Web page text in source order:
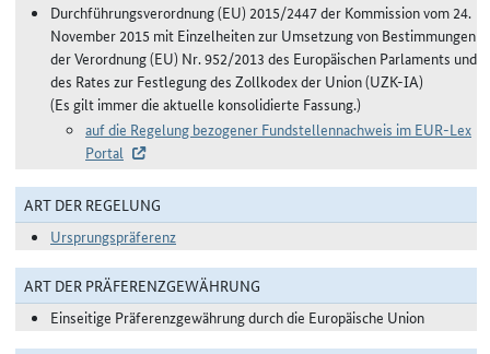
Durchführungsverordnung (EU) 2015/2447 der Kommission vom 24.
November 2015 mit Einzelheiten zur Umsetzung von Bestimmungen
der Verordnung (EU) Nr. 952/2013 des Europäischen Parlaments und
des Rates zur Festlegung des Zollkodex der Union (UZK-IA)
(Es gilt immer die aktuelle konsolidierte Fassung.)
auf die Regelung bezogener Fundstellennachweis im EUR-Lex
Portal
ART DER REGELUNG
Ursprungspräferenz
ART DER PRÄFERENZGEWÄHRUNG
Einseitige Präferenzgewährung durch die Europäische Union